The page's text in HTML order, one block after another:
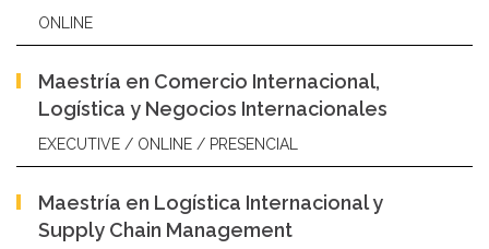
ONLINE
Maestría en Comercio Internacional,
Logística y Negocios Internacionales
EXECUTIVE / ONLINE / PRESENCIAL
Maestría en Logística Internacional y
Supply Chain Management